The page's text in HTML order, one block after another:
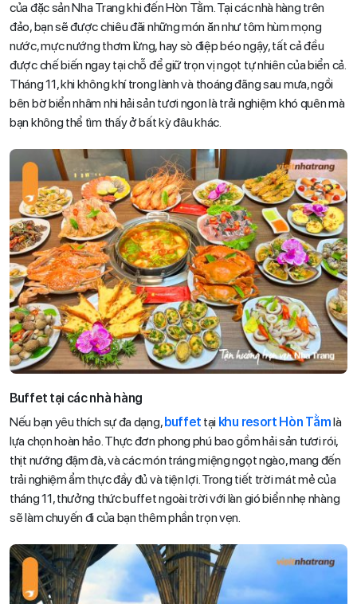
của đặc sản Nha Trang khi đến Hòn Tằm. Tại các nhà hàng trên
đảo, bạn sẽ được chiêu đãi những món ăn như tôm hùm mọng
nước, mực nướng thơm lừng, hay sò điệp béo ngậy, tất cả đều
được chế biến ngay tại chỗ để giữ trọn vị ngọt tự nhiên của biển cả.
Tháng 11, khi không khí trong lành và thoáng đãng sau mưa, ngồi
bên bờ biển nhâm nhi hải sản tươi ngon là trải nghiệm khó quên mà
bạn không thể tìm thấy ở bất kỳ đâu khác.
Buffet tại các nhà hàng
Nếu bạn yêu thích sự đa dạng, buffet tại khu resort Hòn Tằmlà
lựa chọn hoàn hảo. Thực đơn phong phú bao gồm hải sản tươi rói,
thịt nướng đậm đà, và các món tráng miệng ngọt ngào, mang đến
trải nghiệm ẩm thực đầy đủ và tiện lợi. Trong tiết trời mát mẻ của
tháng 11, thưởng thức buffet ngoài trời với làn gió biển nhẹ nhàng
sẽ làm chuyến đi của bạn thêm phần trọn vẹn.